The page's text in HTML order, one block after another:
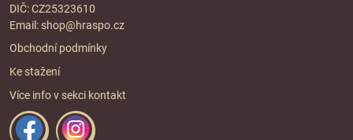
DIČ: CZ25323610
Email: shop@hraspo.cz
Obchodní podmínky
Ke stažení
Více info v sekci kontakt